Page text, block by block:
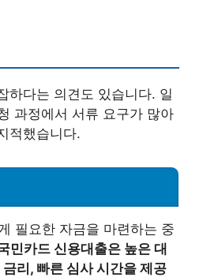
하다는 의견도 있습니다. 일
과정에서 서류 요구가 많아
적했습니다.
필요한 자금을 마련하는 중
민카드 신용대출은 높은 대
리, 빠른 심사 시간을 제공